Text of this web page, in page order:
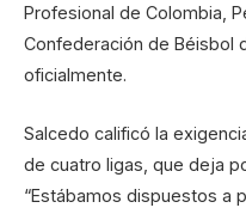
Profesional de Colombia,
Confederación de Béisbol
oficialmente.
Salcedo calificó la
de cuatro ligas, que deja
“Estábamos dispuestos a